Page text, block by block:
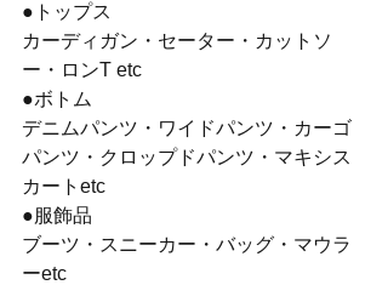
●トップス
カーディガン・セーター・カットソ
ー・ロンT etc
●ボトム
デニムパンツ・ワイドパンツ・カーゴ
パンツ・クロップドパンツ・マキシス
カートetc
●服飾品
ブーツ・スニーカー・バッグ・マウラ
ーetc